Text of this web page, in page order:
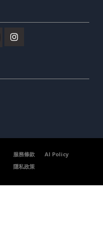
服務條款
AI Policy
隱私政策